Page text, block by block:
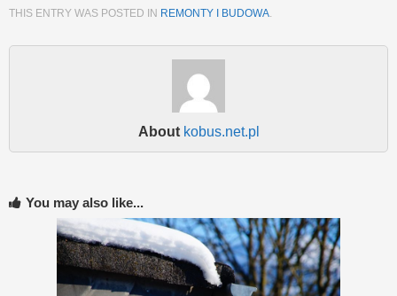
THIS ENTRY WAS POSTED IN REMONTY I BUDOWA.
About kobus.net.pl
You may also like...